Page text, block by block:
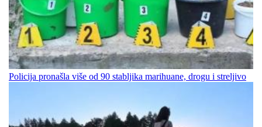
Policija pronašla više od 90 stabljika marihuane, drogu i streljivo